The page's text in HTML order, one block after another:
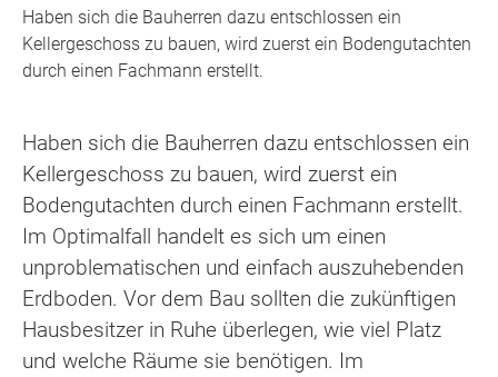
Haben sich die Bauherren dazu entschlossen ein
Kellergeschoss zu bauen, wird zuerst ein Bodengutachten
durch einen Fachmann erstellt.
Haben sich die Bauherren dazu entschlossen ein
Kellergeschoss zu bauen, wird zuerst ein
Bodengutachten durch einen Fachmann erstellt.
Im Optimalfall handelt es sich um einen
unproblematischen und einfach auszuhebenden
Erdboden. Vor dem Bau sollten die zukünftigen
Hausbesitzer in Ruhe überlegen, wie viel Platz
und welche Räume sie benötigen. Im